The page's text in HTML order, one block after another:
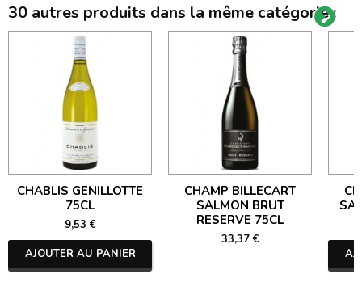
30 autres produits dans la même catégorie :
CHABLIS GENILLOTTE
75CL
9,53 €
AJOUTER AU PANIER
CHAMP BILLECART
SALMON BRUT
RESERVE 75CL
33,37 €